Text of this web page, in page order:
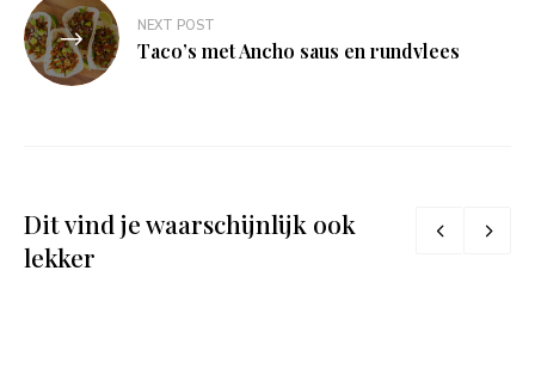
NEXT POST
Taco’s met Ancho saus en rundvlees
Dit vind je waarschijnlijk ook
lekker